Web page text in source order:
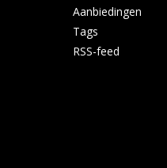
Aanbiedingen
Tags
RSS-feed